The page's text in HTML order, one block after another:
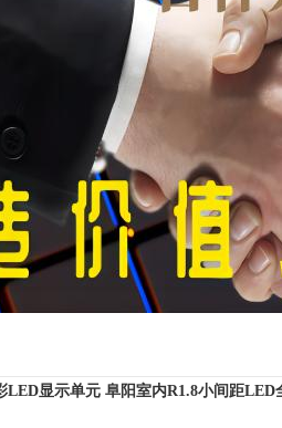
LED显示单元 阜阳室内R1.8小间距LED